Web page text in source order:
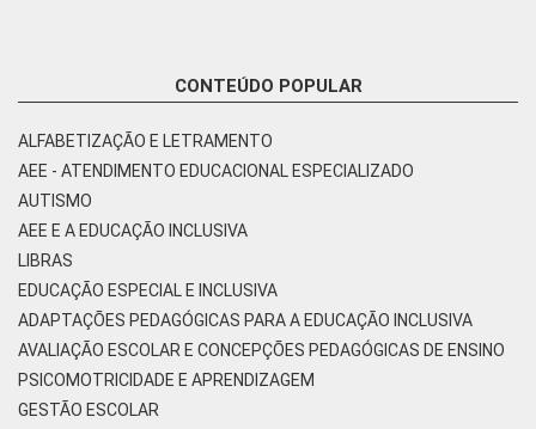
CONTEÚDO POPULAR
ALFABETIZAÇÃO E LETRAMENTO
AEE - ATENDIMENTO EDUCACIONAL ESPECIALIZADO
AUTISMO
AEE E A EDUCAÇÃO INCLUSIVA
LIBRAS
EDUCAÇÃO ESPECIAL E INCLUSIVA
ADAPTAÇÕES PEDAGÓGICAS PARA A EDUCAÇÃO INCLUSIVA
AVALIAÇÃO ESCOLAR E CONCEPÇÕES PEDAGÓGICAS DE ENSINO
PSICOMOTRICIDADE E APRENDIZAGEM
GESTÃO ESCOLAR